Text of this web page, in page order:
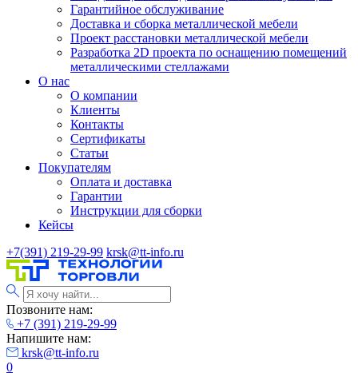
Гарантийное обслуживание
Доставка и сборка металлической мебели
Проект расстановки металлической мебели
Разработка 2D проекта по оснащению помещений
металлическими стеллажами
О нас
О компании
Клиенты
Контакты
Сертификаты
Статьи
Покупателям
Оплата и доставка
Гарантии
Инструкции для сборки
Кейсы
+7(391) 219-29-99 krsk@tt-info.ru
Позвоните нам:
+7 (391) 219-29-99
Напишите нам:
krsk@tt-info.ru
0